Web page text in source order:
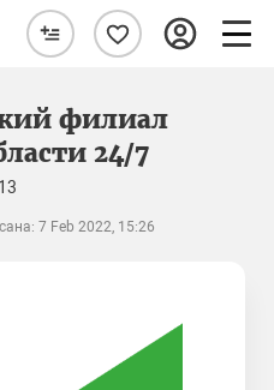
филиал
24/7
7 Feb 2022, 15:26